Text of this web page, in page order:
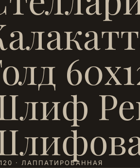
· ЛАППАТИРОВАННАЯ